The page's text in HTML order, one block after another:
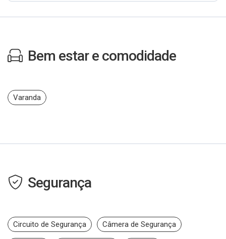
Bem estar e comodidade
Varanda
Segurança
Circuito de Segurança Câmera de Segurança